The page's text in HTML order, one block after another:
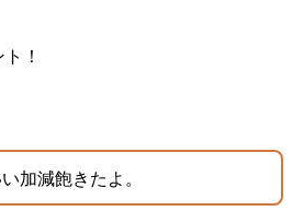
！
加減飽きたよ。